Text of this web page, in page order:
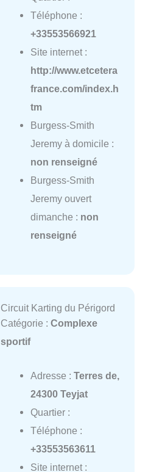
Téléphone :
+33553566921
Site internet :
http://www.etcetera
france.com/index.h
tm
Burgess-Smith
Jeremy à domicile :
non renseigné
Burgess-Smith
Jeremy ouvert
dimanche : non
renseigné
Circuit Karting du Périgord
Catégorie : Complexe
sportif
Adresse : Terres de,
24300 Teyjat
Quartier :
Téléphone :
+33553563611
Site internet :